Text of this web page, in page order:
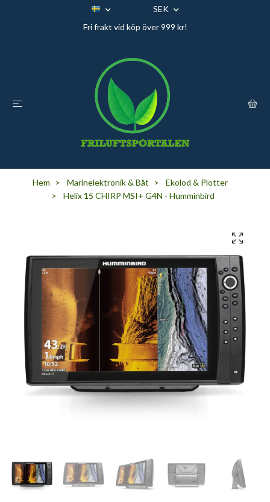
SEK
Fri frakt vid köp över 999 kr!
Hem Marinelektronik & Båt
Ekolod & Plotter
Helix 15 CHIRP MSI+ G4N - Humminbird